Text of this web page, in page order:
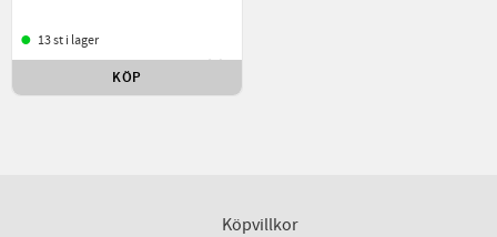
13 st i lager
KÖP
Köpvillkor